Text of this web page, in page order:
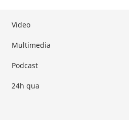
Video
Multimedia
Podcast
24h qua